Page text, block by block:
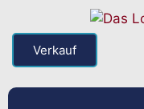
Verkauf